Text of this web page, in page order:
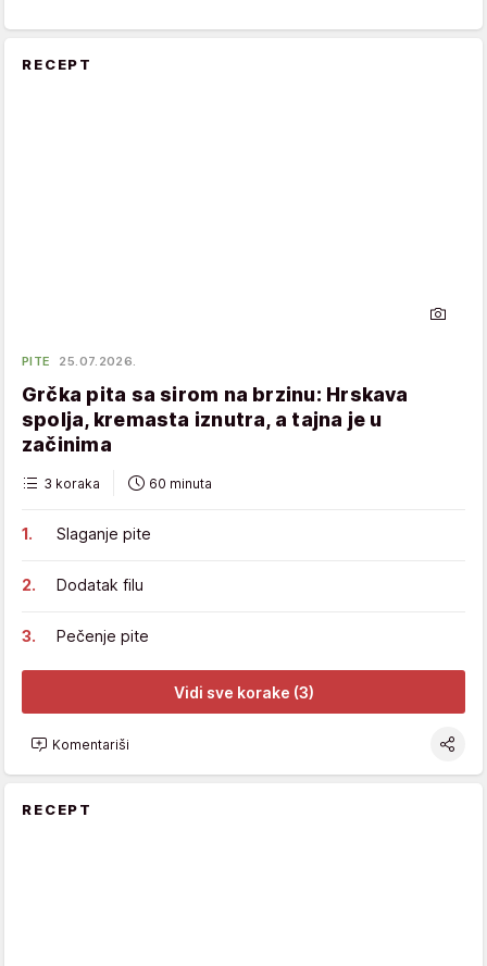
RECEPT
PITE 25.07.2026.
Grčka pita sa sirom na brzinu: Hrskava
spolja, kremasta iznutra, a tajna je u
začinima
3 koraka 60 minuta
Slaganje pite
Dodatak filu
Pečenje pite
Vidi sve korake (3)
Komentariši
RECEPT